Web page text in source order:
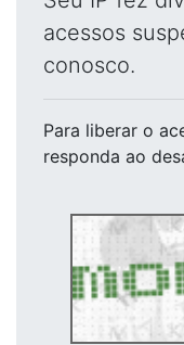
acessos
conosco.
Para liberar o
responda ao